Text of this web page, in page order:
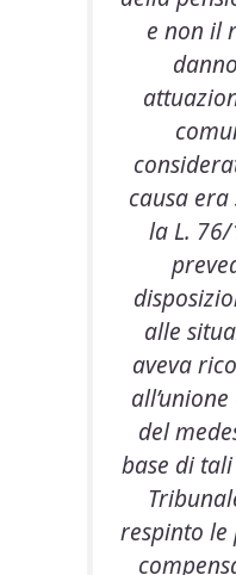
e non il
causa
la L.
alle
aveva
del
base di
respinto le